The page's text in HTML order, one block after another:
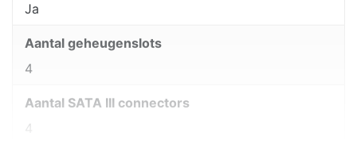
Ja
Aantal geheugenslots
4
Aantal SATA III connectors
4